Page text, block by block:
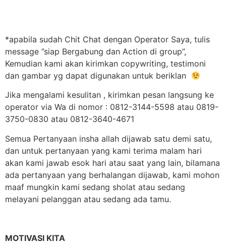
*apabila sudah Chit Chat dengan Operator Saya, tulis
message ”siap Bergabung dan Action di group”,
Kemudian kami akan kirimkan copywriting, testimoni
dan gambar yg dapat digunakan untuk beriklan
Jika mengalami kesulitan , kirimkan pesan langsung ke
operator via Wa di nomor : 0812-3144-5598 atau 0819-
3750-0830 atau 0812-3640-4671
Semua Pertanyaan insha allah dijawab satu demi satu,
dan untuk pertanyaan yang kami terima malam hari
akan kami jawab esok hari atau saat yang lain, bilamana
ada pertanyaan yang berhalangan dijawab, kami mohon
maaf mungkin kami sedang sholat atau sedang
melayani pelanggan atau sedang ada tamu.
MOTIVASI KITA